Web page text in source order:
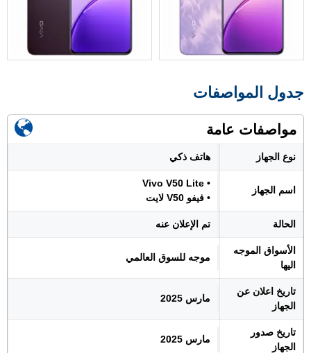
جدول المواصفات
مواصفات عامة
نوع الجهاز هاتف ذكي
اسم الجهاز
• Vivo V50 Lite
• فيفو V50 لايت
الحالة تم الإعلان عنه
الأسواق الموجه
اليها
موجه للسوق العالمي
تاريخ اعلان عن
الجهاز
مارس 2025
تاريخ صدور
الجهاز
مارس 2025